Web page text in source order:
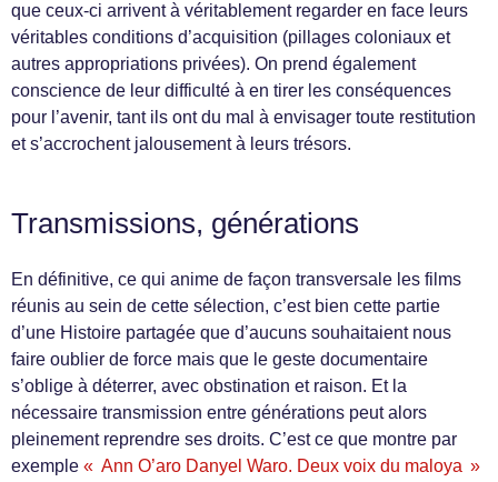
que ceux-ci arrivent à véritablement regarder en face leurs
véritables conditions d’acquisition (pillages coloniaux et
autres appropriations privées). On prend également
conscience de leur difficulté à en tirer les conséquences
pour l’avenir, tant ils ont du mal à envisager toute restitution
et s’accrochent jalousement à leurs trésors.
Transmissions, générations
En définitive, ce qui anime de façon transversale les films
réunis au sein de cette sélection, c’est bien cette partie
d’une Histoire partagée que d’aucuns souhaitaient nous
faire oublier de force mais que le geste documentaire
s’oblige à déterrer, avec obstination et raison. Et la
nécessaire transmission entre générations peut alors
pleinement reprendre ses droits. C’est ce que montre par
exemple « Ann O’aro Danyel Waro. Deux voix du maloya »